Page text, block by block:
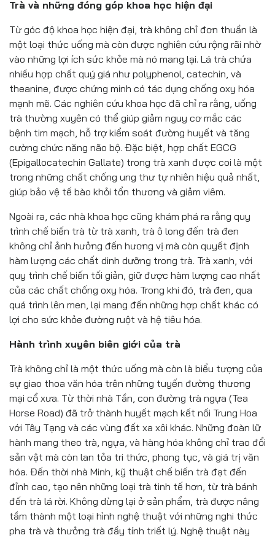
Trà và những đóng góp khoa học hiện đại
Từ góc độ khoa học hiện đại, trà không chỉ đơn thuần là
một loại thức uống mà còn được nghiên cứu rộng rãi nhờ
vào những lợi ích sức khỏe mà nó mang lại. Lá trà chứa
nhiều hợp chất quý giá như polyphenol, catechin, và
theanine, được chứng minh có tác dụng chống oxy hóa
mạnh mẽ. Các nghiên cứu khoa học đã chỉ ra rằng, uống
trà thường xuyên có thể giúp giảm nguy cơ mắc các
bệnh tim mạch, hỗ trợ kiểm soát đường huyết và tăng
cường chức năng não bộ. Đặc biệt, hợp chất EGCG
(Epigallocatechin Gallate) trong trà xanh được coi là một
trong những chất chống ung thư tự nhiên hiệu quả nhất,
giúp bảo vệ tế bào khỏi tổn thương và giảm viêm.
Ngoài ra, các nhà khoa học cũng khám phá ra rằng quy
trình chế biến trà từ trà xanh, trà ô long đến trà đen
không chỉ ảnh hưởng đến hương vị mà còn quyết định
hàm lượng các chất dinh dưỡng trong trà. Trà xanh, với
quy trình chế biến tối giản, giữ được hàm lượng cao nhất
của các chất chống oxy hóa. Trong khi đó, trà đen, qua
quá trình lên men, lại mang đến những hợp chất khác có
lợi cho sức khỏe đường ruột và hệ tiêu hóa.
Hành trình xuyên biên giới của trà
Trà không chỉ là một thức uống mà còn là biểu tượng của
sự giao thoa văn hóa trên những tuyến đường thương
mại cổ xưa. Từ thời nhà Tần, con đường trà ngựa (Tea
Horse Road) đã trở thành huyết mạch kết nối Trung Hoa
với Tây Tạng và các vùng đất xa xôi khác. Những đoàn lữ
hành mang theo trà, ngựa, và hàng hóa không chỉ trao đổi
sản vật mà còn lan tỏa tri thức, phong tục, và giá trị văn
hóa. Đến thời nhà Minh, kỹ thuật chế biến trà đạt đến
đỉnh cao, tạo nên những loại trà tinh tế hơn, từ trà bánh
đến trà lá rời. Không dừng lại ở sản phẩm, trà được nâng
tầm thành một loại hình nghệ thuật với những nghi thức
pha trà và thưởng trà đầy tính triết lý. Nghệ thuật này